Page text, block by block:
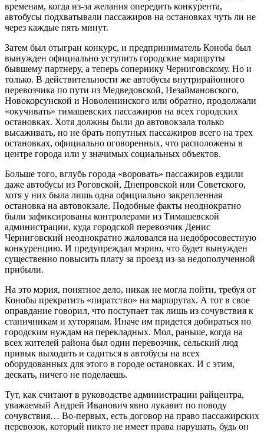
временам, когда из-за желания опередить конкурента,
автобусы подхватывали пассажиров на остановках чуть ли не
через каждые пять минут.
Затем был отыгран конкурс, и предприниматель Коноба был
вынужден официально уступить городские маршруты
бывшему партнеру, а теперь сопернику Черниговскому. Но и
только. В действительности же автобусы внутрирайонного
перевозчика по пути из Медведовской, Незаймановского,
Новокорсунской и Новоленинского или обратно, продолжали
«окучивать» тимашевских пассажиров на всех городских
остановках. Хотя должны были до автовокзала только
высаживать, но не брать попутных пассажиров всего на трех
остановках, официально оговоренных, что расположены в
центре города или у значимых социальных объектов.
Больше того, вглубь города «воровать» пассажиров ездили
даже автобусы из Роговской, Днепровской или Советского,
хотя у них была лишь одна официально закрепленная
остановка на автовокзале. Подобные факты неоднократно
были зафиксированы контролерами из Тимашевской
администрации, куда городской перевозчик Денис
Черниговский неоднократно жаловался на недобросовестную
конкуренцию. И предупреждал мэрию, что будет вынужден
существенно повысить плату за проезд из-за недополученной
прибыли.
На это мэрия, понятное дело, никак не могла пойти, требуя от
Конобы прекратить «пиратство» на маршрутах. А тот в свое
оправдание говорил, что поступает так лишь из сочувствия к
станичникам и хуторянам. Иначе им придется добираться по
городским нуждам на перекладных. Мол, раньше, когда на
всех жителей района был один перевозчик, сельский люд
привык выходить и садиться в автобусы на всех
оборудованных для этого в городе остановках. И с этим,
дескать, ничего не поделаешь.
Тут, как считают в руководстве администрации райцентра,
уважаемый Андрей Иванович явно лукавит по поводу
сочувствия… Во-первых, есть договор на право пассажирских
перевозок, который никто не имеет права нарушать, будь он